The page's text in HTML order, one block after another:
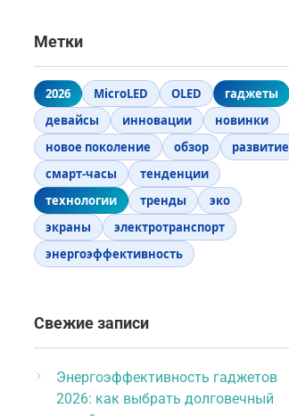
Метки
2026 MicroLED OLED
гаджеты
девайсы
инновации
новинки
новое поколение
обзор
развитие
смарт-часы
тенденции
технологии
тренды
эко
экраны
электротранспорт
энергоэффективность
Свежие записи
Энергоэффективность гаджетов
2026: как выбрать долговечный